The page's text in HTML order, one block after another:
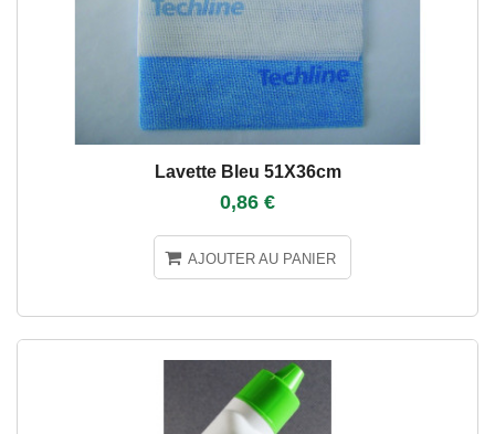
Lavette Bleu 51X36cm
0,86 €
AJOUTER AU PANIER